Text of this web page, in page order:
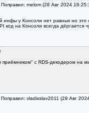
melom (28 Авг 2024
инфы у Консоли нет равных но
код на Консоли всегда дёргается
приёмником" c RDS-декодером на
vladisslav2011 (29 Авг